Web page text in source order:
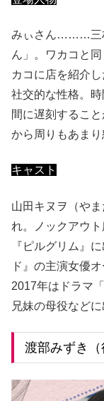
みぃさん………三
ん」。ワカコと
カコに店を紹介
社交的な性格。
間に遅刻するこ
から周りもあまり
キャスト
山田キヌヲ（や
れ。ノックアウ
『ピルグリム』
ド』の主演女優
2017年はドラマ
兄妹の母役などに
渡部みずき（